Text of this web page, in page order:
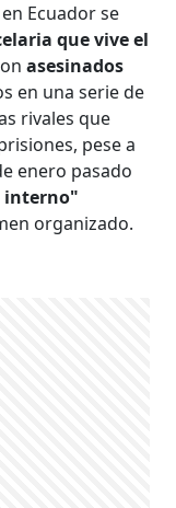
Ecuador se
que vive el
asesinados
en una serie de
rivales que
pese a
enero pasado
interno"
organizado.